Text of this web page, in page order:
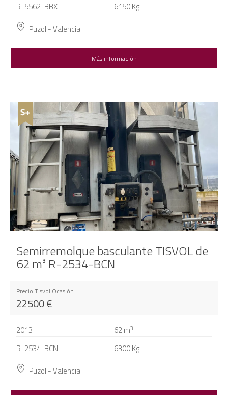
R-5562-BBX
6150 Kg
Puzol - Valencia
Más información
Semirremolque basculante TISVOL de
62 m³ R-2534-BCN
Precio Tisvol Ocasión
22500€
2013 62m3
R-2534-BCN
6300 Kg
Puzol - Valencia